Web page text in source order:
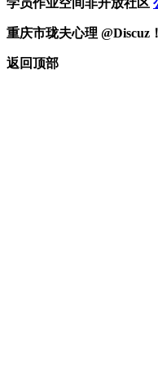
重庆市珑夫心理 @Discuz
返回顶部